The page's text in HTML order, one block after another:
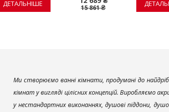
ДЕТАЛЬНІШЕ 15 861 ₴
Ми створюємо ванні кімнати, продумані до
кімнат у вигляді цілісних концепцій. Виробляємо
у нестандартних виконаннях, душові піддони,